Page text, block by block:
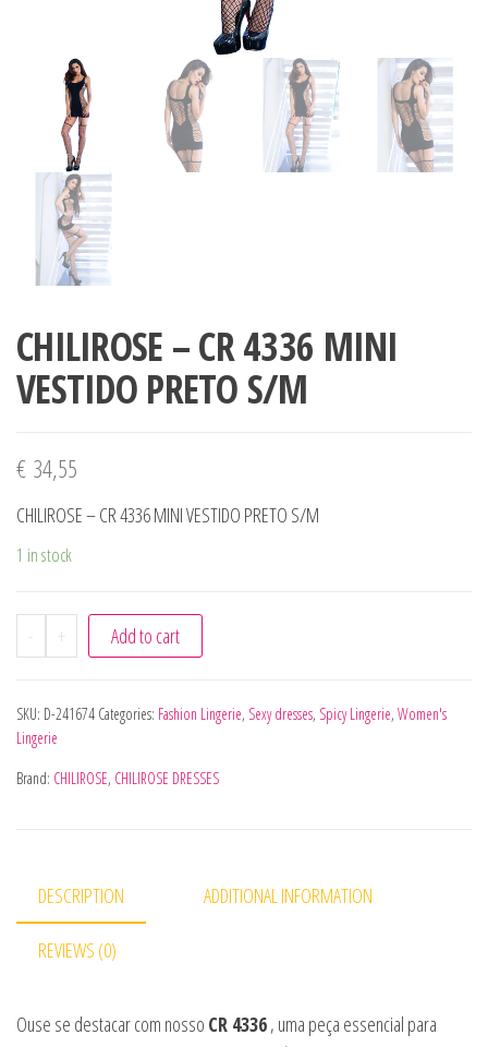
CHILIROSE – CR 4336 MINI
VESTIDO PRETO S/M
€ 34,55
CHILIROSE – CR 4336 MINI VESTIDO PRETO S/M
1 in stock
- + Add to cart
SKU: D-241674 Categories: Fashion Lingerie, Sexy dresses, Spicy Lingerie, Women's
Lingerie
Brand: CHILIROSE, CHILIROSE DRESSES
DESCRIPTION ADDITIONAL INFORMATION
REVIEWS (0)
Ouse se destacar com nosso CR 4336, uma peça essencial para